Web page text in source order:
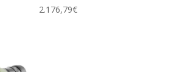
2.176,79€